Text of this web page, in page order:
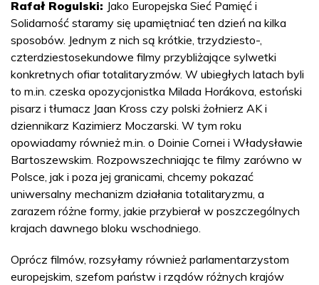
Rafał Rogulski: Jako Europejska Sieć Pamięć i
Solidarność staramy się upamiętniać ten dzień na kilka
sposobów. Jednym z nich są krótkie, trzydziesto-,
czterdziestosekundowe filmy przybliżające sylwetki
konkretnych ofiar totalitaryzmów. W ubiegłych latach byli
to m.in. czeska opozycjonistka Milada Horákova, estoński
pisarz i tłumacz Jaan Kross czy polski żołnierz AK i
dziennikarz Kazimierz Moczarski. W tym roku
opowiadamy również m.in. o Doinie Cornei i Władysławie
Bartoszewskim. Rozpowszechniając te filmy zarówno w
Polsce, jak i poza jej granicami, chcemy pokazać
uniwersalny mechanizm działania totalitaryzmu, a
zarazem różne formy, jakie przybierał w poszczególnych
krajach dawnego bloku wschodniego.
Oprócz filmów, rozsyłamy również parlamentarzystom
europejskim, szefom państw i rządów różnych krajów